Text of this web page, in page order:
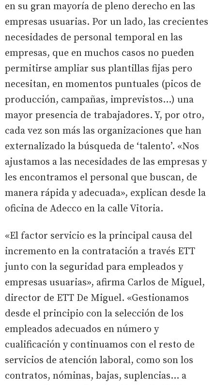
en su gran mayoría de pleno derecho en las
empresas usuarias. Por un lado, las crecientes
necesidades de personal temporal en las
empresas, que en muchos casos no pueden
permitirse ampliar sus plantillas fijas pero
necesitan, en momentos puntuales (picos de
producción, campañas, imprevistos...) una
mayor presencia de trabajadores. Y, por otro,
cada vez son más las organizaciones que han
externalizado la búsqueda de ‘talento’. «Nos
ajustamos a las necesidades de las empresas y
les encontramos el personal que buscan, de
manera rápida y adecuada», explican desde la
oficina de Adecco en la calle Vitoria.
«El factor servicio es la principal causa del
incremento en la contratación a través ETT
junto con la seguridad para empleados y
empresas usuarias», afirma Carlos de Miguel,
director de ETT De Miguel. «Gestionamos
desde el principio con la selección de los
empleados adecuados en número y
cualificación y continuamos con el resto de
servicios de atención laboral, como son los
contratos, nóminas, bajas, suplencias… a